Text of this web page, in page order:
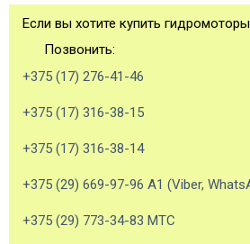
Если вы хотите купить
Позвонить:
+375 (17) 276-41-46
+375 (17) 316-38-15
+375 (17) 316-38-14
+375 (29) 669-97-96 А1 (Viber,
+375 (29) 773-34-83 МТС